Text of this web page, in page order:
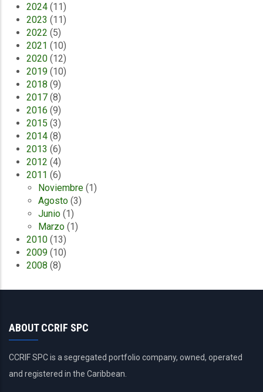
2024 (11)
2023 (11)
2022 (5)
2021 (10)
2020 (12)
2019 (10)
2018 (9)
2017 (8)
2016 (9)
2015 (3)
2014 (8)
2013 (6)
2012 (4)
2011 (6)
Noviembre (1)
Agosto (3)
Junio (1)
Marzo (1)
2010 (13)
2009 (10)
2008 (8)
ABOUT CCRIF SPC
CCRIF SPC is a segregated portfolio company, owned, operated
and registered in the Caribbean.